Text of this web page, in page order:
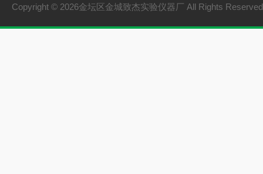
Copyright © 2026金坛区金城致杰实验仪器厂 All Rights